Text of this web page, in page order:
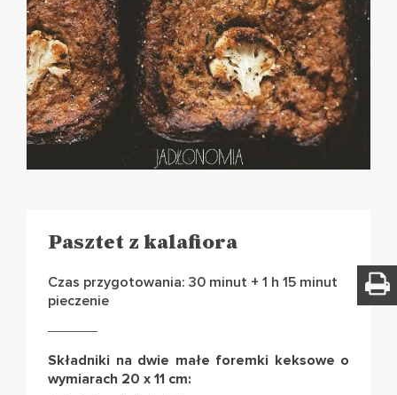
Pasztet z kalafiora
Czas przygotowania: 30 minut + 1 h 15 minut
pieczenie
Składniki na dwie małe foremki keksowe o
wymiarach 20 x 11 cm: